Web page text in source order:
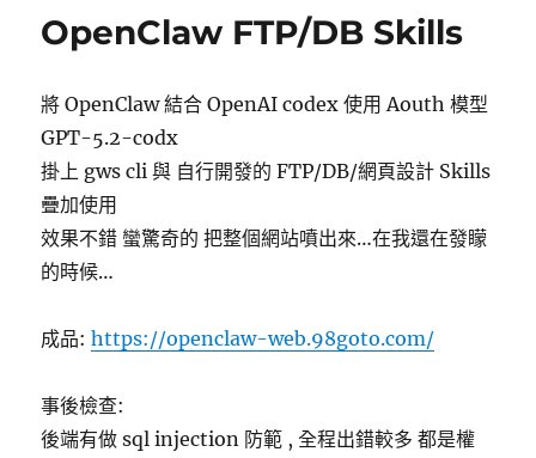
OpenClaw FTP/DB Skills
將 OpenClaw 結合 OpenAI codex 使用 Aouth 模型
GPT-5.2-codx
掛上 gws cli 與 自行開發的 FTP/DB/網頁設計 Skills
疊加使用
效果不錯 蠻驚奇的 把整個網站噴出來…在我還在發矇
的時候…
成品:https://openclaw-web.98goto.com/
事後檢查:
後端有做 sql injection 防範 , 全程出錯較多 都是權